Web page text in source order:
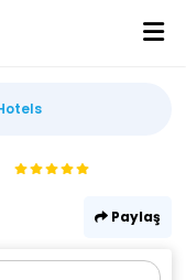
Paylaş